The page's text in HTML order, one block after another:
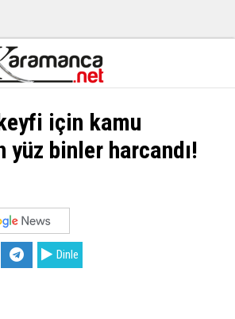
için kamu
yüz binler harcandı!
Dinle